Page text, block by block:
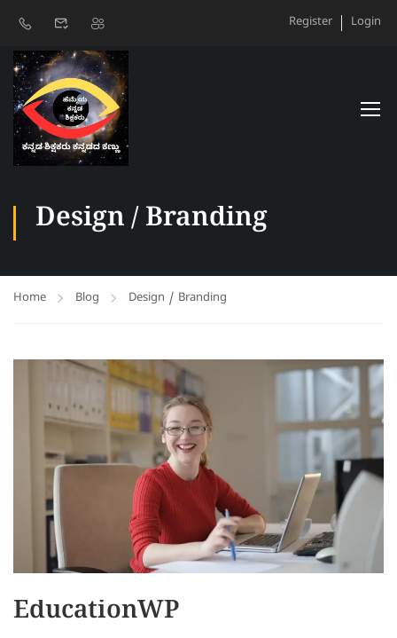
Register Login
Design / Branding
Home Blog Design / Branding
EducationWP